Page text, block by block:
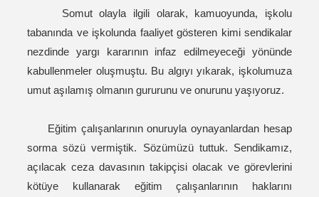
Somut olayla ilgili olarak, kamuoyunda, işkolu
tabanında ve işkolunda faaliyet gösteren kimi sendikalar
nezdinde yargı kararının infaz edilmeyeceği yönünde
kabullenmeler oluşmuştu. Bu algıyı yıkarak, işkolumuza
umut aşılamış olmanın gururunu ve onurunu yaşıyoruz.
Eğitim çalışanlarının onuruyla oynayanlardan hesap
sorma sözü vermiştik. Sözümüzü tuttuk. Sendikamız,
açılacak ceza davasının takipçisi olacak ve görevlerini
kötüye kullanarak eğitim çalışanlarının haklarını